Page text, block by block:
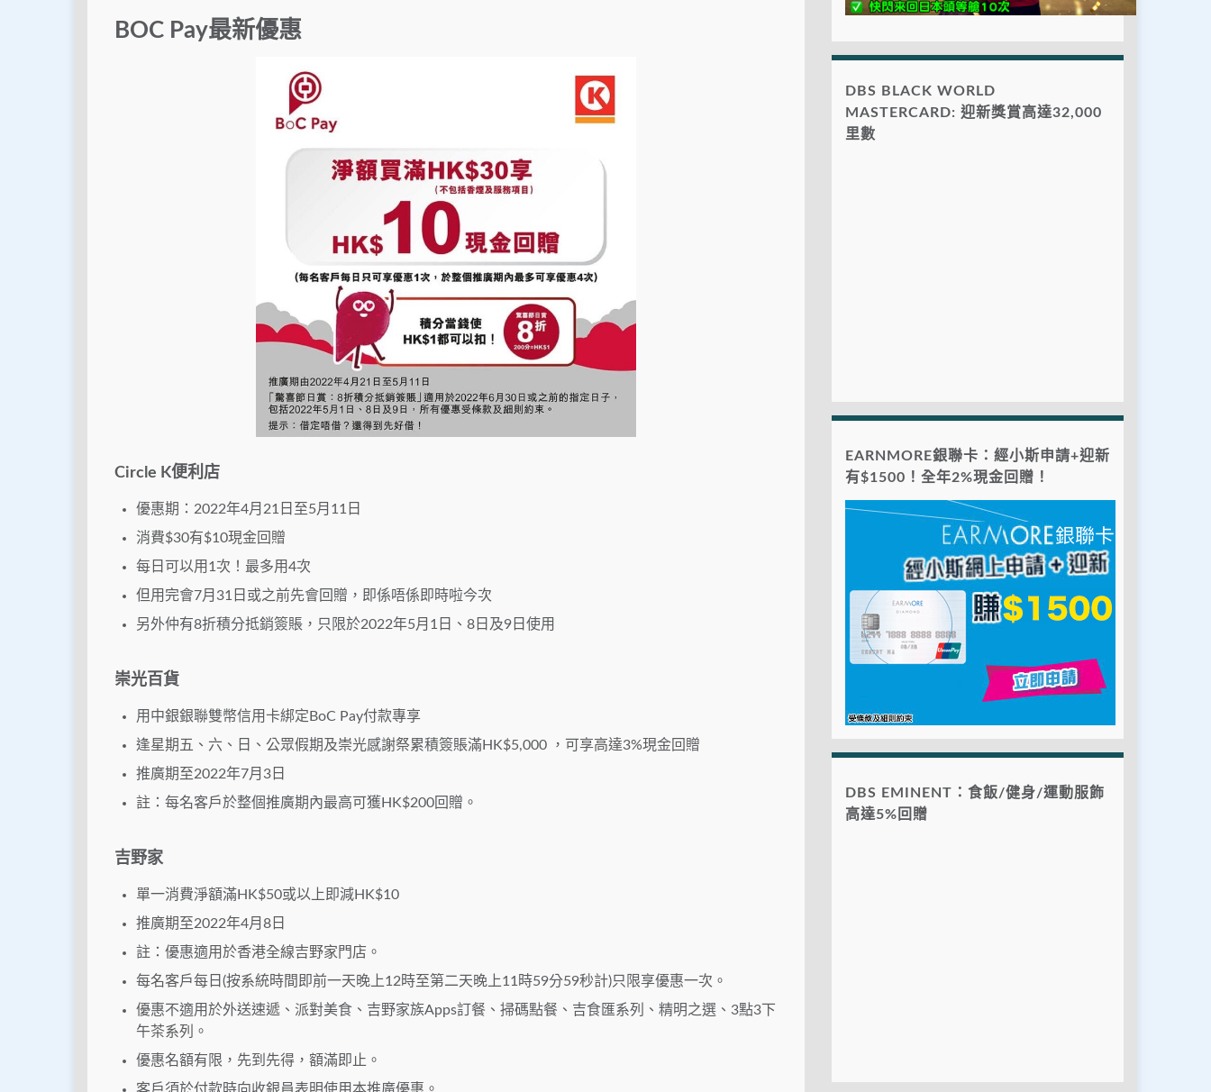
BOC Pay最新優惠
Circle K便利店
優惠期：2022年4月21日至5月11日
消費$30有$10現金回贈
每日可以用1次！最多用4次
但用完會7月31日或之前先會回贈，即係唔係即時啦今次
另外仲有8折積分抵銷簽賬，只限於2022年5月1日、8日及9日使用
崇光百貨
用中銀銀聯雙幣信用卡綁定BoC Pay付款專享
逢星期五、六、日、公眾假期及崇光感謝祭累積簽賬滿HK$5,000 ，可享高達3%現金回贈
推廣期至2022年7月3日
註：每名客戶於整個推廣期內最高可獲HK$200回贈。
吉野家
單一消費淨額滿HK$50或以上即減HK$10
推廣期至2022年4月8日
註：優惠適用於香港全線吉野家門店。
每名客戶每日(按系統時間即前一天晚上12時至第二天晚上11時59分59秒計)只限享優惠一次。
優惠不適用於外送速遞、派對美食、吉野家族Apps訂餐、掃碼點餐、吉食匯系列、精明之選、3點3下
午茶系列。
優惠名額有限，先到先得，額滿即止。
客戶須於付款時向收銀員表明使用本推廣優惠。
DBS BLACK WORLD
MASTERCARD: 迎新獎賞高達32,000
里數
EARNMORE銀聯卡：經小斯申請+迎新
有$1500！全年2%現金回贈！
DBS EMINENT：食飯/健身/運動服飾
高達5%回贈